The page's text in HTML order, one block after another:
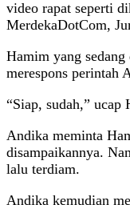
video rapat seperti
MerdekaDotCom,
Hamim yang
merespons perintah
“Siap, sudah,” ucap
Andika meminta
disampaikannya.
lalu terdiam.
Andika kemudian